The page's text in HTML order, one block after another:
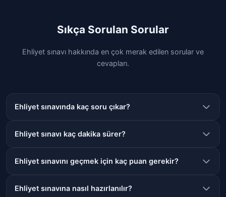
Sıkça Sorulan Sorular
Ehliyet sınavı hakkında en çok merak edilen sorular ve
cevapları.
Ehliyet sınavında kaç soru çıkar?
seçeneklidir ve İlk Yardım, Trafik ve Çevre Bilgisi, Motor ve
Ehliyet sınavı kaç dakika sürer?
verilmektedir. Bu süre içinde 50 sorunun tamamını
Ehliyet sınavını geçmek için kaç puan gerekir?
almanız gerekmektedir. Her doğru cevap 2 puan
Ehliyet sınavına nasıl hazırlanılır?